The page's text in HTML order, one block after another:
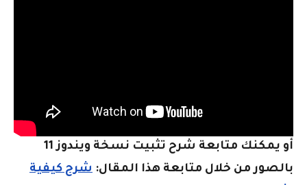
أو يمكنك متابعة شرح تثبيت نسخة ويندوز 11
بالصور من خلال متابعة هذا المقال: شرح كيفية